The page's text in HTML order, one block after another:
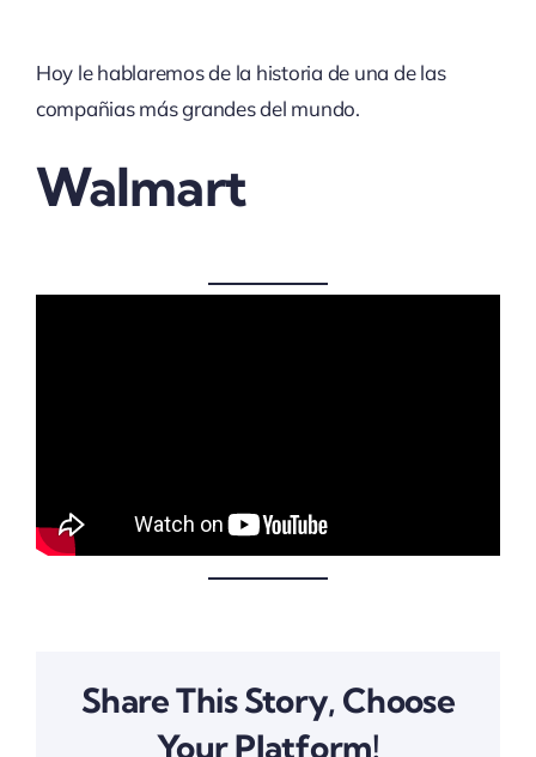
Hoy le hablaremos de la historia de una de las
compañias más grandes del mundo.
Walmart
Share This Story, Choose
Your Platform!